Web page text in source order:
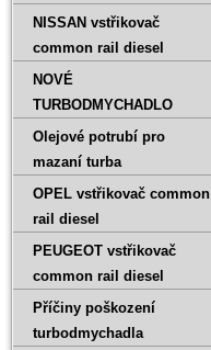
NISSAN vstřikovač
common rail diesel
NOVÉ
TURBODMYCHADLO
Olejové potrubí pro
mazaní turba
OPEL vstřikovač common
rail diesel
PEUGEOT vstřikovač
common rail diesel
Příčiny poškození
turbodmychadla